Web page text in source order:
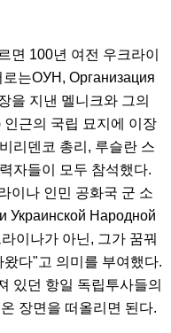
면 100년 여전 우크라이
로는ОУН, Организация
을 지낸 멜니크와 그의
근의 국립 묘지에 이장
리덴코 총리, 루슬란 스
자들이 모두 참석했다.
이나 인민 공화국 군 소
Украинской Народной
이나가 아닌, 그가 꿈꿔
다"고 의미를 부여했다.
있던 항일 독립투사들의
장면을 떠올리면 된다.